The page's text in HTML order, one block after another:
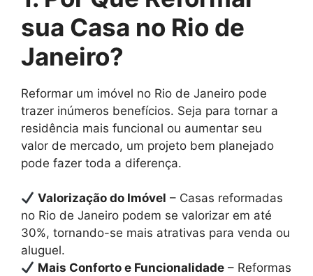
sua Casa no Rio de
Janeiro?
Reformar um imóvel no Rio de Janeiro pode
trazer inúmeros benefícios. Seja para tornar a
residência mais funcional ou aumentar seu
valor de mercado, um projeto bem planejado
pode fazer toda a diferença.
Valorização do Imóvel – Casas reformadas
no Rio de Janeiro podem se valorizar em até
30%, tornando-se mais atrativas para venda ou
aluguel.
Mais Conforto e Funcionalidade – Reformas